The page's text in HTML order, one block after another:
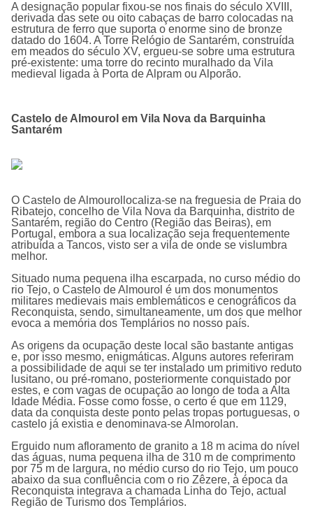
A designação popular fixou-se nos finais do século XVIII,
derivada das sete ou oito cabaças de barro colocadas na
estrutura de ferro que suporta o enorme sino de bronze
datado do 1604. A Torre Relógio de Santarém, construída
em meados do século XV, ergueu-se sobre uma estrutura
pré-existente: uma torre do recinto muralhado da Vila
medieval ligada à Porta de Alpram ou Alporão.
Castelo de Almourol em Vila Nova da Barquinha
Santarém
O Castelo de Almourol localiza-se na freguesia de Praia do
Ribatejo, concelho de Vila Nova da Barquinha, distrito de
Santarém, região do Centro (Região das Beiras), em
Portugal, embora a sua localização seja frequentemente
atribuí­da a Tancos, visto ser a vila de onde se vislumbra
melhor.
Situado numa pequena ilha escarpada, no curso médio do
rio Tejo, o Castelo de Almourol é um dos monumentos
militares medievais mais emblemáticos e cenográficos da
Reconquista, sendo, simultaneamente, um dos que melhor
evoca a memória dos Templários no nosso país.
As origens da ocupação deste local são bastante antigas
e, por isso mesmo, enigmáticas. Alguns autores referiram
a possibilidade de aqui se ter instalado um primitivo reduto
lusitano, ou pré-romano, posteriormente conquistado por
estes, e com vagas de ocupação ao longo de toda a Alta
Idade Média. Fosse como fosse, o certo é que em 1129,
data da conquista deste ponto pelas tropas portuguesas, o
castelo já existia e denominava-se Almorolan.
Erguido num afloramento de granito a 18 m acima do ní­vel
das águas, numa pequena ilha de 310 m de comprimento
por 75 m de largura, no médio curso do rio Tejo, um pouco
abaixo da sua confluência com o rio Zêzere, à época da
Reconquista integrava a chamada Linha do Tejo, actual
Região de Turismo dos Templários.